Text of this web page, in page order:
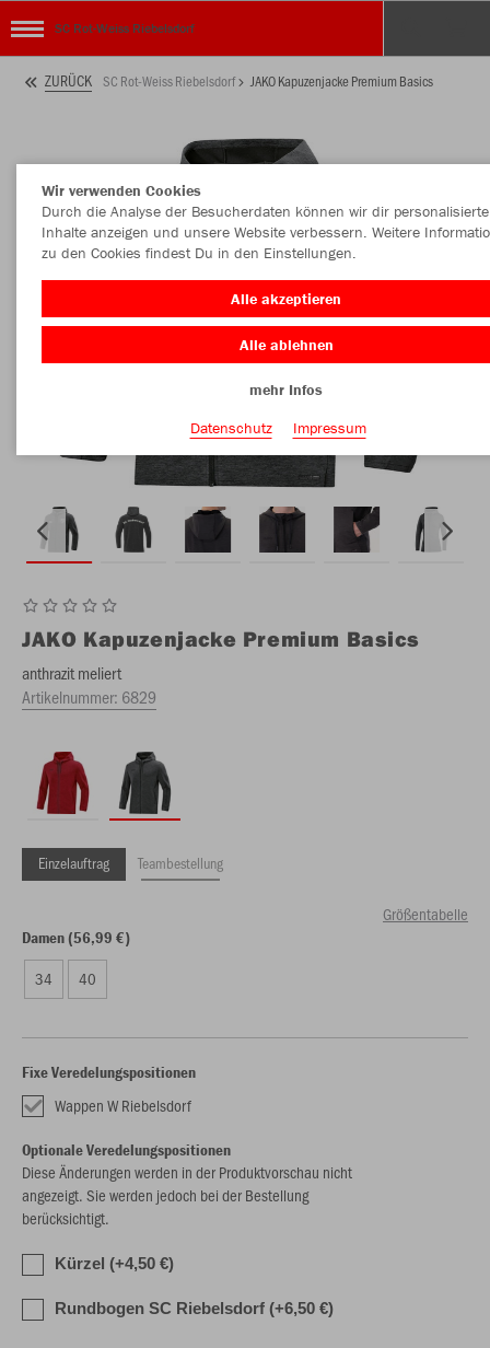
SC Rot-Weiss Riebelsdorf
ZURÜCK SC Rot-Weiss Riebelsdorf JAKO Kapuzenjacke Premium Basics
JAKO Kapuzenjacke Premium Basics
anthrazit meliert
Artikelnummer: 6829
Einzelauftrag Teambestellung
Größentabelle
Damen (56,99 €)
34 40
Fixe Veredelungspositionen
Wappen W Riebelsdorf
Optionale Veredelungspositionen
Diese Änderungen werden in der Produktvorschau nicht
angezeigt. Sie werden jedoch bei der Bestellung
berücksichtigt.
Kürzel (+4,50 €)
Rundbogen SC Riebelsdorf (+6,50 €)
Wir verwenden Cookies
Durch die Analyse der Besucherdaten können wir dir personalisierte
Inhalte anzeigen und unsere Website verbessern. Weitere
zu den Cookies findest Du in den Einstellungen.
Alle akzeptieren
Alle ablehnen
mehr Infos
Datenschutz
Impressum